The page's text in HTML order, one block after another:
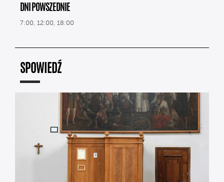
DNI POWSZEDNIE
7:00, 12:00, 18:00
SPOWIEDŹ